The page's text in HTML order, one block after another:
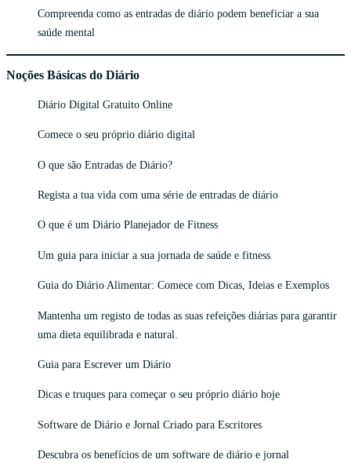
Compreenda como as entradas de diário podem beneficiar a sua
saúde mental
Noções Básicas do Diário
Diário Digital Gratuito Online
Comece o seu próprio diário digital
O que são Entradas de Diário?
Regista a tua vida com uma série de entradas de diário
O que é um Diário Planejador de Fitness
Um guia para iniciar a sua jornada de saúde e fitness
Guia do Diário Alimentar: Comece com Dicas, Ideias e Exemplos
Mantenha um registo de todas as suas refeições diárias para garantir
uma dieta equilibrada e natural.
Guia para Escrever um Diário
Dicas e truques para começar o seu próprio diário hoje
Software de Diário e Jornal Criado para Escritores
Descubra os benefícios de um software de diário e jornal